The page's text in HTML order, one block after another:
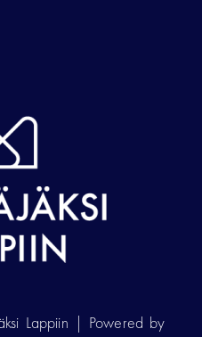
Lappiin | Powered by